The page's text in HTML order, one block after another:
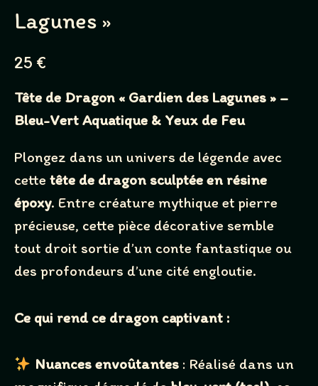
Lagunes »
N
w
25 €
Tête de Dragon « Gardien des Lagunes » –
Bleu-Vert Aquatique & Yeux de Feu
Plongez dans un univers de légende avec
cette tête de dragon sculptée en résine
époxy. Entre créature mythique et pierre
précieuse, cette pièce décorative semble
tout droit sortie d’un conte fantastique ou
des profondeurs d’une cité engloutie.
Ce qui rend ce dragon captivant :
Nuances envoûtantes: Réalisé dans un